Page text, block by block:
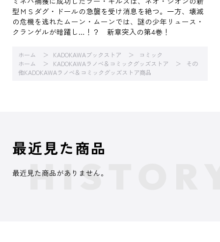
型ＭＳダグ・ドールの急襲を受け消息を絶つ。一方、壊滅
の危機を逃れたムーン・ムーンでは、謎の少年リュース・
クランゲルが暗躍し…！？ 新章突入の第4巻！
ホーム KADOKAWAブックストア
コミック
ホーム
KADOKAWAラノベ＆コミックグッズストア
その
他KADOKAWAラノベ＆コミックグッズストア商品
最近見た商品
最近見た商品がありません。